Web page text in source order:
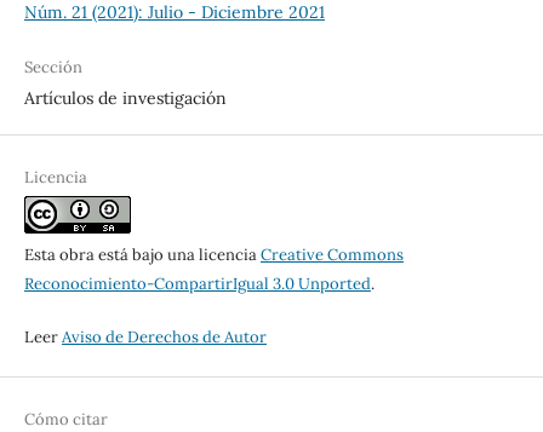
Núm. 21 (2021): Julio - Diciembre 2021
Sección
Artículos de investigación
Licencia
Esta obra está bajo una licenciaCreative Commons
Reconocimiento-CompartirIgual 3.0 Unported.
LeerAviso de Derechos de Autor
Cómo citar